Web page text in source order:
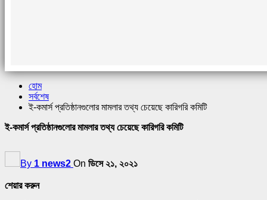
হোম
সর্বশেষ
ই-কমার্স প্রতিষ্ঠানগুলোর মামলার তথ্য চেয়েছে কারিগরি কমিটি
ই-কমার্স প্রতিষ্ঠানগুলোর মামলার তথ্য চেয়েছে কারিগরি কমিটি
By 1 news2 On ডিসে ২১, ২০২১
শেয়ার করুন